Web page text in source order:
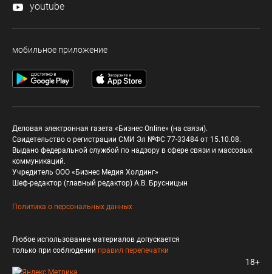
youtube
мобильное приложение
Деловая электронная газета «Бизнес Online» (на связи).
Свидетельство о регистрации СМИ Эл №ФС 77-33484 от 15.10.08.
Выдано федеральной службой по надзору в сфере связи и массовых
коммуникаций.
Учредитель ООО «Бизнес Медия Холдинг»
Шеф-редактор (главный редактор) А.В. Брусницын
Политика о персональных данных
Любое использование материалов допускается
только при соблюдении правил перепечатки
18+